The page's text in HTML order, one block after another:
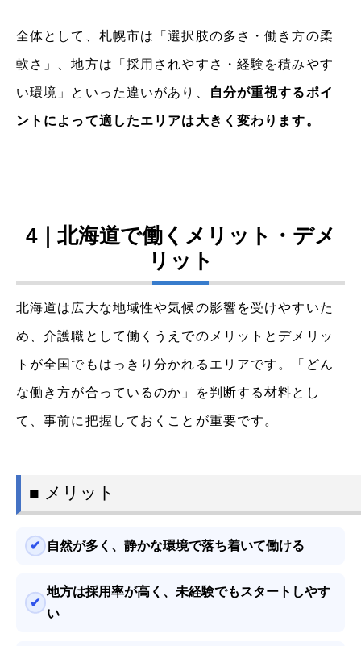
全体として、札幌市は「選択肢の多さ・働き方の柔
軟さ」、地方は「採用されやすさ・経験を積みやす
い環境」といった違いがあり、 自分が重視するポイ
ントによって適したエリアは大きく変わります。
4｜北海道で働くメリット・デメ
リット
北海道は広大な地域性や気候の影響を受けやすいた
め、介護職として働くうえでのメリットとデメリッ
トが全国でもはっきり分かれるエリアです。「どん
な働き方が合っているのか」を判断する材料とし
て、事前に把握しておくことが重要です。
■ メリット
自然が多く、静かな環境で落ち着いて働ける
地方は採用率が高く、未経験でもスタートしやす
い